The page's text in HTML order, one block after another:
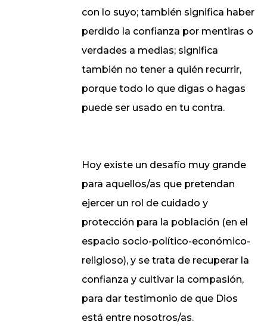
con lo suyo; también significa haber
perdido la confianza por mentiras o
verdades a medias; significa
también no tener a quién recurrir,
porque todo lo que digas o hagas
puede ser usado en tu contra.
Hoy existe un desafío muy grande
para aquellos/as que pretendan
ejercer un rol de cuidado y
protección para la población (en el
espacio socio-político-económico-
religioso), y se trata de recuperar la
confianza y cultivar la compasión,
para dar testimonio de que Dios
está entre nosotros/as.